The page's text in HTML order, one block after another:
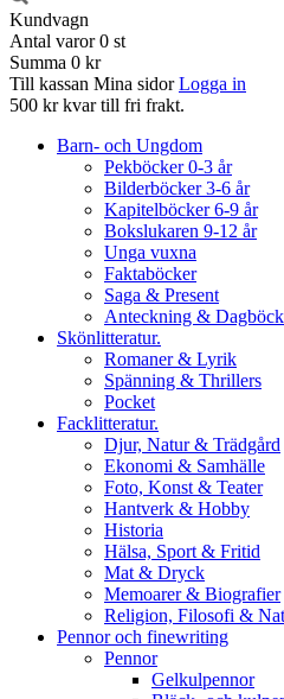
Kundvagn
Antal varor 0 st
Summa 0 kr
Till kassan Mina sidor Logga in
500 kr kvar till fri frakt.
Barn- och Ungdom
Pekböcker 0-3 år
Bilderböcker 3-6 år
Kapitelböcker 6-9 år
Bokslukaren 9-12 år
Unga vuxna
Faktaböcker
Saga & Present
Anteckning &
Skönlitteratur.
Romaner & Lyrik
Spänning & Thrillers
Pocket
Facklitteratur.
Djur, Natur & Trädgård
Ekonomi & Samhälle
Foto, Konst & Teater
Hantverk & Hobby
Historia
Hälsa, Sport & Fritid
Mat & Dryck
Memoarer & Biografier
Religion, Filosofi &
Pennor och finewriting
Pennor
Gelkulpennor